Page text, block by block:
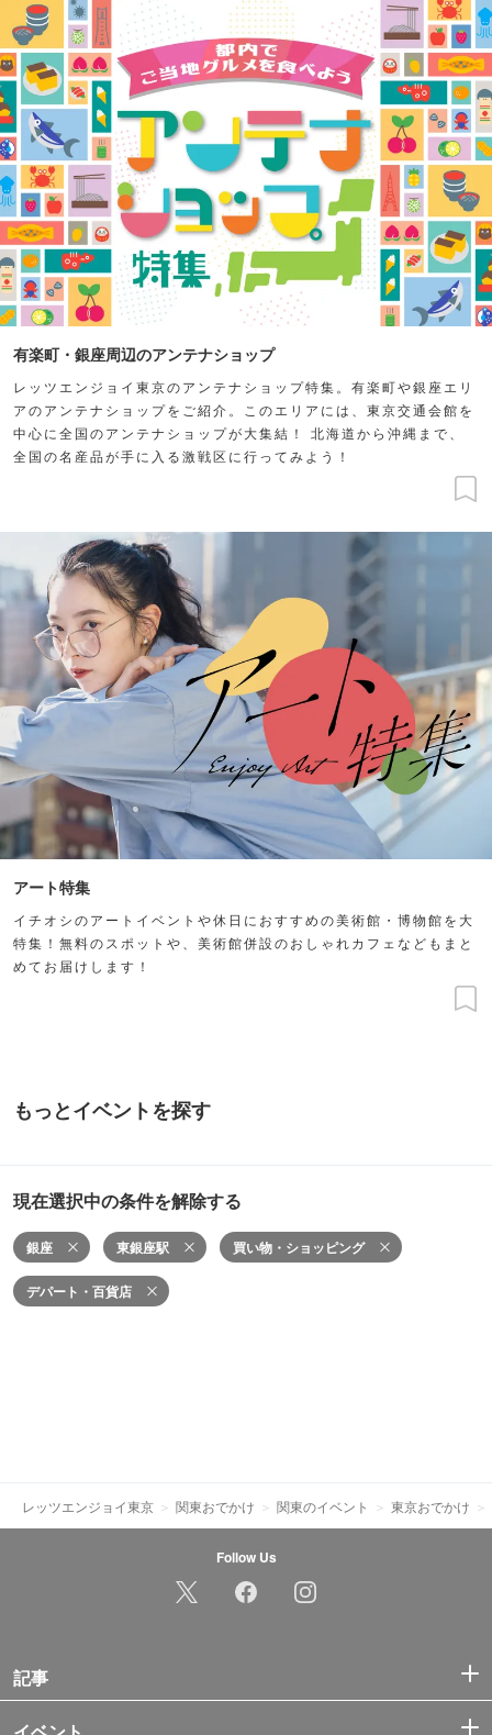
有楽町・銀座周辺のアンテナショップ
レッツエンジョイ東京のアンテナショップ特集。有楽町や銀座エリ
アのアンテナショップをご紹介。このエリアには、東京交通会館を
中心に全国のアンテナショップが大集結！ 北海道から沖縄まで、
全国の名産品が手に入る激戦区に行ってみよう！
アート特集
イチオシのアートイベントや休日におすすめの美術館・博物館を大
特集！無料のスポットや、美術館併設のおしゃれカフェなどもまと
めてお届けします！
もっとイベントを探す
現在選択中の条件を解除する
銀座 東銀座駅 買い物・ショッピング
デパート・百貨店
レッツエンジョイ東京 関東おでかけ 関東のイベント 東京おでかけ
Follow Us
記事